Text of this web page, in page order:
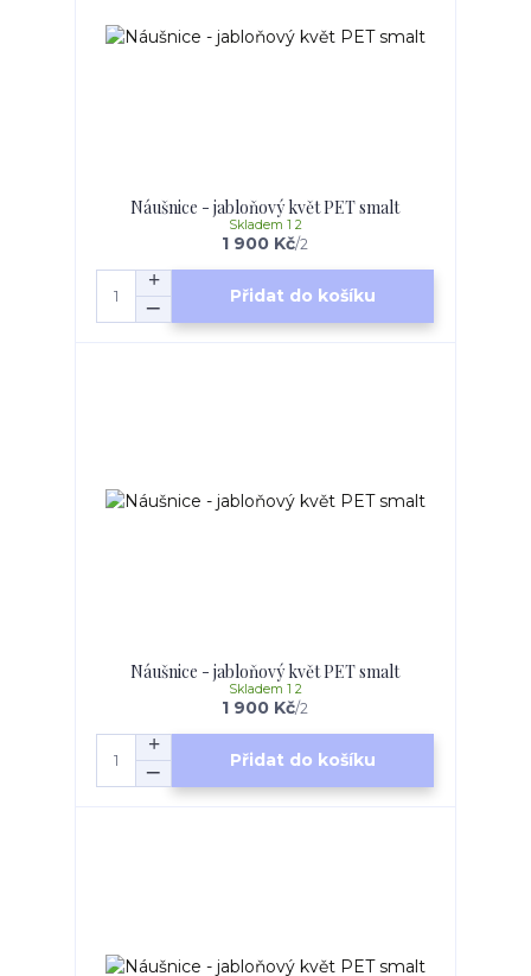
Náušnice - jabloňový květ PET smalt
1 900 Kč/2
Skladem 1 2
Přidat do košíku
Náušnice - jabloňový květ PET smalt
1 900 Kč/2
Skladem 1 2
Přidat do košíku